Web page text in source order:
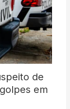
de
em